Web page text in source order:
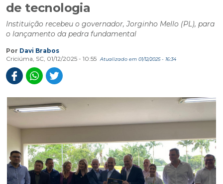
de tecnologia
Instituição recebeu o governador, Jorginho Mello (PL), para
o lançamento da pedra fundamental
Por Davi Brabos
Criciúma, SC, 01/12/2025 - 10:55
Atualizado em 01/12/2025 - 16:34